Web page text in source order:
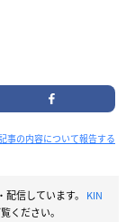
事の内容について報告する
信しています。 KIN
ください。